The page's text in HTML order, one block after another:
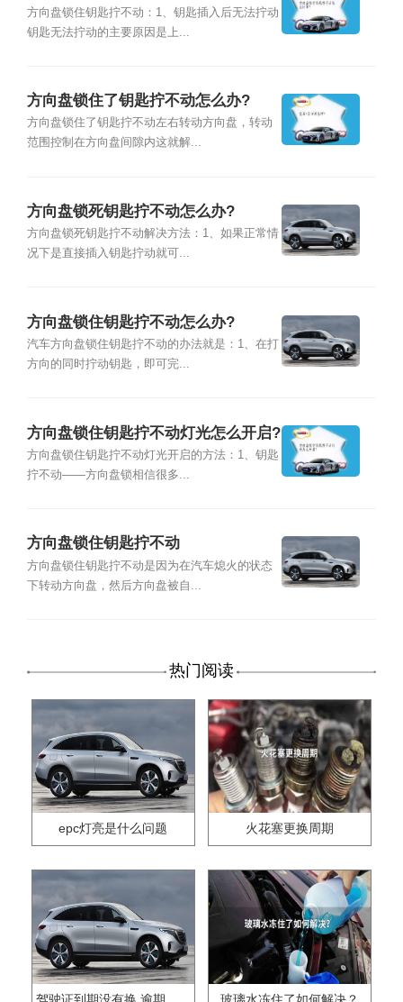
方向盘锁住钥匙拧不动：1、钥匙插入后无法拧动
钥匙无法拧动的主要原因是上...
方向盘锁住了钥匙拧不动怎么办?
方向盘锁住了钥匙拧不动左右转动方向盘，转动
范围控制在方向盘间隙内这就解...
方向盘锁死钥匙拧不动怎么办?
方向盘锁死钥匙拧不动解决方法：1、如果正常情
况下是直接插入钥匙拧动就可...
方向盘锁住钥匙拧不动怎么办?
汽车方向盘锁住钥匙拧不动的办法就是：1、在打
方向的同时拧动钥匙，即可完...
方向盘锁住钥匙拧不动灯光怎么开启?
方向盘锁住钥匙拧不动灯光开启的方法：1、钥匙
拧不动――方向盘锁相信很多...
方向盘锁住钥匙拧不动
方向盘锁住钥匙拧不动是因为在汽车熄火的状态
下转动方向盘，然后方向盘被自...
热门阅读
epc灯亮是什么问题 火花塞更换周期